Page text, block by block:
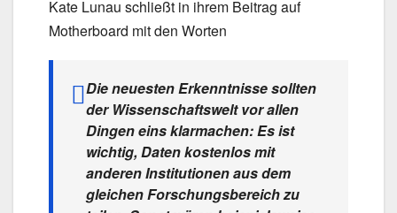
Kate Lunau schließt in ihrem Beitrag auf
Motherboard mit den Worten
Die neuesten Erkenntnisse sollten
der Wissenschaftswelt vor allen
Dingen eins klarmachen: Es ist
wichtig, Daten kostenlos mit
anderen Institutionen aus dem
gleichen Forschungsbereich zu